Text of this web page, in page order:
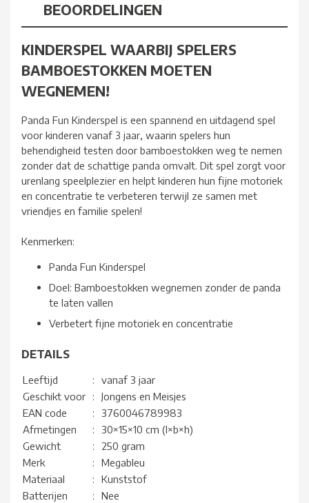
BEOORDELINGEN
KINDERSPEL WAARBIJ SPELERS
BAMBOESTOKKEN MOETEN
WEGNEMEN!
Panda Fun Kinderspel is een spannend en uitdagend spel
voor kinderen vanaf 3 jaar, waarin spelers hun
behendigheid testen door bamboestokken weg te nemen
zonder dat de schattige panda omvalt. Dit spel zorgt voor
urenlang speelplezier en helpt kinderen hun fijne motoriek
en concentratie te verbeteren terwijl ze samen met
vriendjes en familie spelen!
Kenmerken:
Panda Fun Kinderspel
Doel: Bamboestokken wegnemen zonder de panda
te laten vallen
Verbetert fijne motoriek en concentratie
DETAILS
Leeftijd :
vanaf 3 jaar
Geschikt voor
:
Jongens en Meisjes
EAN code
:
3760046789983
Afmetingen
:
30×15×10 cm (l×b×h)
Gewicht
:
250 gram
Merk
:
Megableu
Materiaal
:
Kunststof
Batterijen
:
Nee